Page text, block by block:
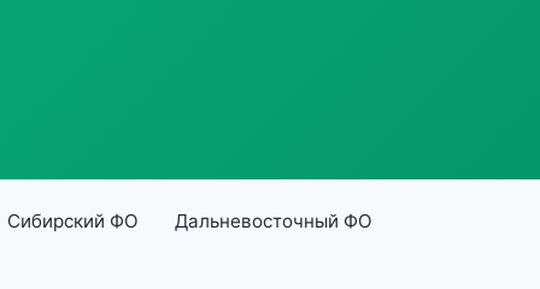
Сибирский ФО Дальневосточный ФО